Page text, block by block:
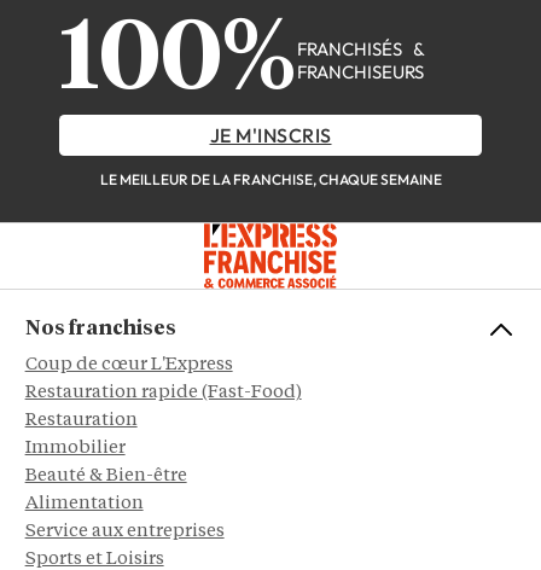
100% FRANCHISÉS &
FRANCHISEURS
JE M'INSCRIS
LE MEILLEUR DE LA FRANCHISE, CHAQUE SEMAINE
Nos franchises
Coup de cœur L'Express
Restauration rapide (Fast-Food)
Restauration
Immobilier
Beauté & Bien-être
Alimentation
Service aux entreprises
Sports et Loisirs